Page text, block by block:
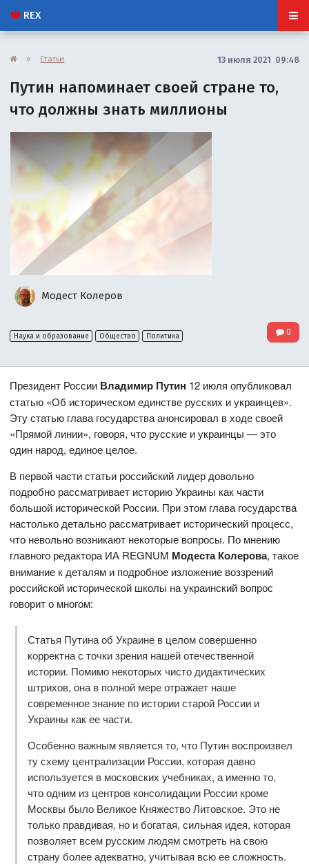
REX
» Статьи 13 июля 2021 09:48
Путин напоминает своей стране то,
что должны знать миллионы
Модест Колеров
Наука и образование Общество Политика 0
Президент России Владимир Путин 12 июля опубликовал
статью «Об историческом единстве русских и украинцев».
Эту статью глава государства анонсировал в ходе своей
«Прямой линии», говоря, что русские и украинцы — это
один народ, единое целое.
В первой части статьи российский лидер довольно
подробно рассматривает историю Украины как части
большой исторической России. При этом глава государства
настолько детально рассматривает исторический процесс,
что невольно возникают некоторые вопросы. По мнению
главного редактора ИА REGNUM Модеста Колерова, такое
внимание к деталям и подробное изложение воззрений
российской исторической школы на украинский вопрос
говорит о многом:
Статья Путина об Украине в целом совершенно
корректна с точки зрения нашей отечественной
истории. Помимо некоторых чисто дидактических
штрихов, она в полной мере отражает наше
современное знание по истории старой России и
Украины как ее части.
Особенно важным является то, что Путин воспроизвел
ту схему централизации России, которая давно
используется в московских учебниках, а именно то,
что одним из центров консолидации России кроме
Москвы было Великое Княжество Литовское. Это не
только правдивая, но и богатая, сильная идея, которая
позволяет всем русским людям смотреть на свою
страну более адекватно, учитывая всю ее сложность.